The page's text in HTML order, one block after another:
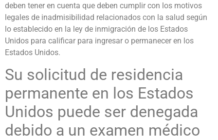
deben tener en cuenta que deben cumplir con los motivos
legales de inadmisibilidad relacionados con la salud según
lo establecido en la ley de inmigración de los Estados
Unidos para calificar para ingresar o permanecer en los
Estados Unidos.
Su solicitud de residencia
permanente en los Estados
Unidos puede ser denegada
debido a un examen médico